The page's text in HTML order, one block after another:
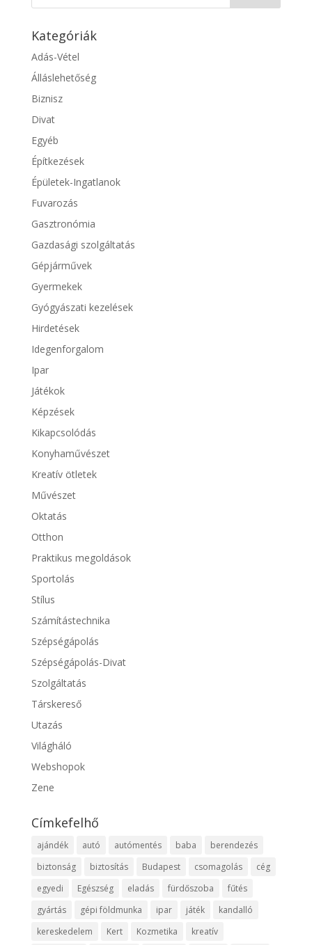
Kategóriák
Adás-Vétel
Álláslehetőség
Biznisz
Divat
Egyéb
Építkezések
Épületek-Ingatlanok
Fuvarozás
Gasztronómia
Gazdasági szolgáltatás
Gépjárművek
Gyermekek
Gyógyászati kezelések
Hirdetések
Idegenforgalom
Ipar
Játékok
Képzések
Kikapcsolódás
Konyhaművészet
Kreatív ötletek
Művészet
Oktatás
Otthon
Praktikus megoldások
Sportolás
Stílus
Számítástechnika
Szépségápolás
Szépségápolás-Divat
Szolgáltatás
Társkereső
Utazás
Világháló
Webshopok
Zene
Címkefelhő
ajándék autó autómentés baba
berendezés
biztonság
biztosítás Budapest csomagolás
cég
egyedi
Egészség eladás fürdőszoba
fűtés
gyártás
gépi földmunka ipar játék
kandalló
kereskedelem
Kert Kozmetika kreatív